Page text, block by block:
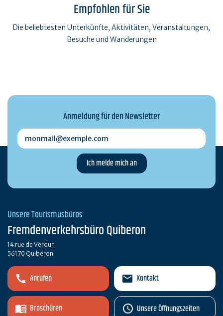
Empfohlen für Sie
Die beliebtesten Unterkünfte, Aktivitäten, Veranstaltungen,
Besuche und Wanderungen
Anmeldung für den Newsletter
monmail@exemple.com
Unsere Tourismusbüros
Fremdenverkehrsbüro Quiberon
14 rue de Verdun
56170 Quiberon
Anrufen
Broschüren
Kontakt
Unsere Öffnungszeiten